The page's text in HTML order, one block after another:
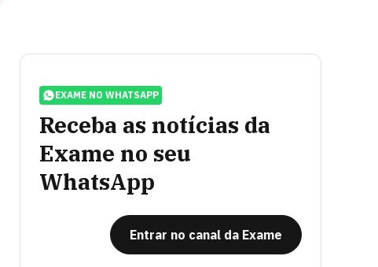
EXAME NO WHATSAPP
Receba as notícias da
Exame no seu
WhatsApp
Entrar no canal da Exame